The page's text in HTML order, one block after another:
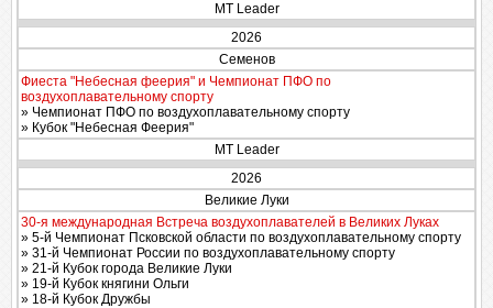
MT Leader
2026
Семенов
Фиеста "Небесная феерия" и Чемпионат ПФО по
воздухоплавательному спорту
» Чемпионат ПФО по воздухоплавательному спорту
» Кубок "Небесная Феерия"
MT Leader
2026
Великие Луки
30-я международная Встреча воздухоплавателей в Великих Луках
» 5-й Чемпионат Псковской области по воздухоплавательному спорту
» 31-й Чемпионат России по воздухоплавательному спорту
» 21-й Кубок города Великие Луки
» 19-й Кубок княгини Ольги
» 18-й Кубок Дружбы